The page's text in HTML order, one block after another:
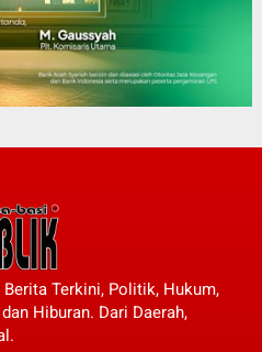
Terkini, Politik, Hukum,
Hiburan. Dari Daerah,